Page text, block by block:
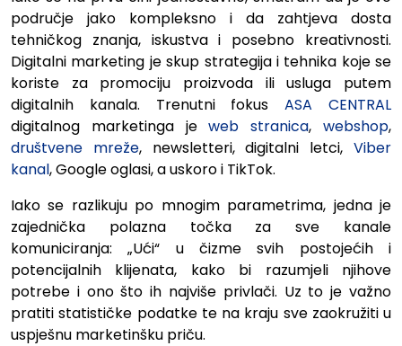
područje jako kompleksno i da zahtjeva dosta
tehničkog znanja, iskustva i posebno kreativnosti.
Digitalni marketing je skup strategija i tehnika koje se
koriste za promociju proizvoda ili usluga putem
digitalnih kanala. Trenutni fokusASA CENTRAL
digitalnog marketinga jeweb stranica,webshop,
društvene mreže, newsletteri, digitalni letci,Viber
kanal, Google oglasi, a uskoro i TikTok.
Iako se razlikuju po mnogim parametrima, jedna je
zajednička polazna točka za sve kanale
komuniciranja: „Ući“ u čizme svih postojećih i
potencijalnih klijenata, kako bi razumjeli njihove
potrebe i ono što ih najviše privlači. Uz to je važno
pratiti statističke podatke te na kraju sve zaokružiti u
uspješnu marketinšku priču.